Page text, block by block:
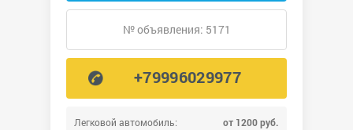
Легковой автомобиль: от 1200 руб.
№ объявления: 5171
+79996029977